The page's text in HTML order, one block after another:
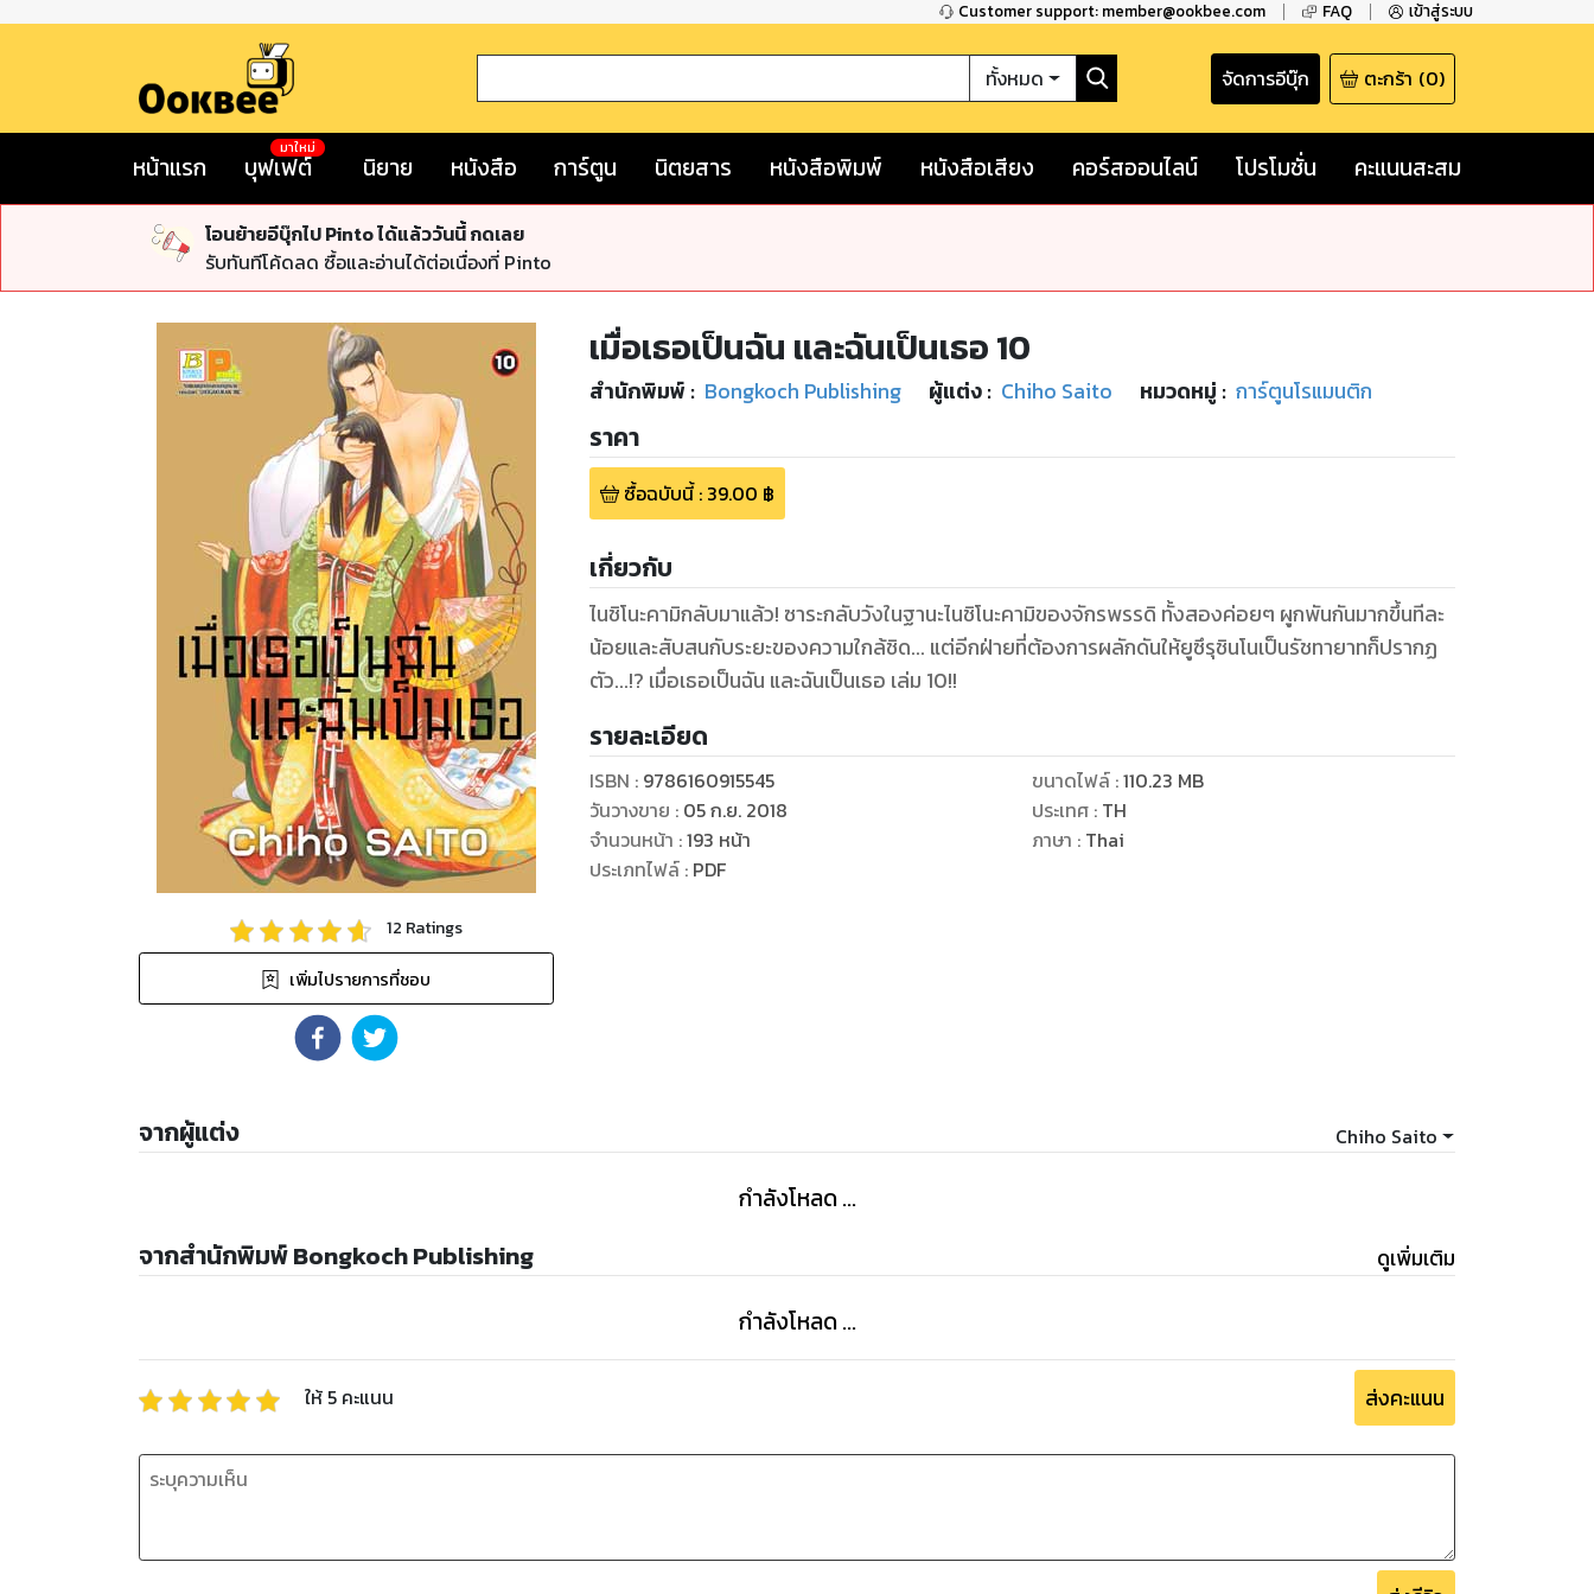
Customer support: member@ookbee.com FAQ เข้าสู่ระบบ
ทั้งหมด จัดการอีบุ๊ก ตะกร้า (0)
หน้าแรก บุฟเฟต์
มาใหม่
นิยาย หนังสือ การ์ตูน นิตยสาร หนังสือพิมพ์ หนังสือเสียง คอร์สออนไลน์ โปรโมชั่น คะแนนสะสม
โอนย้ายอีบุ๊กไป Pinto ได้แล้ววันนี้ กดเลย
รับทันทีโค้ดลด ซื้อและอ่านได้ต่อเนื่องที่ Pinto
12 Ratings
เพิ่มไปรายการที่ชอบ
เมื่อเธอเป็นฉัน และฉันเป็นเธอ 10
สำนักพิมพ์ : Bongkoch Publishing ผู้แต่ง : Chiho Saito หมวดหมู่ : การ์ตูนโรแมนติก
ราคา
ซื้อฉบับนี้: 39.00 ฿
เกี่ยวกับ
ไนชิโนะคามิกลับมาแล้ว! ซาระกลับวังในฐานะไนชิโนะคามิของจักรพรรดิ ทั้งสองค่อยๆ ผูกพันกันมากขึ้นทีละ
น้อยและสับสนกับระยะของความใกล้ชิด... แต่อีกฝ่ายที่ต้องการผลักดันให้ยูซึรุชินโนเป็นรัชทายาทก็ปรากฏ
ตัว...!? เมื่อเธอเป็นฉัน และฉันเป็นเธอ เล่ม 10!!
รายละเอียด
ISBN : 9786160915545
วันวางขาย : 05 ก.ย. 2018
จำนวนหน้า :193 หน้า
ประเภทไฟล์: PDF
ขนาดไฟล์:110.23 MB
ประเทศ : TH
ภาษา : Thai
จากผู้แต่ง Chiho Saito
กำลังโหลด ...
จากสำนักพิมพ์ Bongkoch Publishing ดูเพิ่มเติม
กำลังโหลด ...
ให้ 5 คะแนน ส่งคะแนน